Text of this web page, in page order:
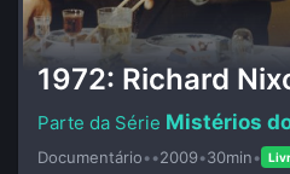
1972: Richard
Mistérios
Documentário••2009•30min•